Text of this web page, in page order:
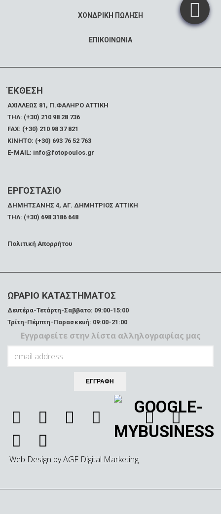
ΧΟΝΔΡΙΚΗ ΠΩΛΗΣΗ
ΕΠΙΚΟΙΝΩΝΙΑ
ΈΚΘΕΣΗ
ΑΧΙΛΛΕΩΣ 81, Π.ΦΑΛΗΡΟ ΑΤΤΙΚΗ
ΤΗΛ: (+30) 210 98 28 736
FAX: (+30) 210 98 37 821
ΚΙΝΗΤΟ: (+30) 693 76 52 763
E-MAIL: info@fotopoulos.gr
ΕΡΓΟΣΤΑΣΙΟ
ΔΗΜΗΤΣΑΝΗΣ 4, ΑΓ. ΔΗΜΗΤΡΙΟΣ ΑΤΤΙΚΗ
ΤΗΛ: (+30) 698 3186 648
Πολιτική Απορρήτου
ΩΡΑΡΙΟ ΚΑΤΑΣΤΗΜΑΤΟΣ
Δευτέρα-Τετάρτη-Σαββατο: 09:00-15:00
Τρίτη-Πέμπτη-Παρασκευή: 09:00-21:00
Εγγραφείτε στην λίστα αλληλογραφίας μας
Web Design by AGF Digital Marketing